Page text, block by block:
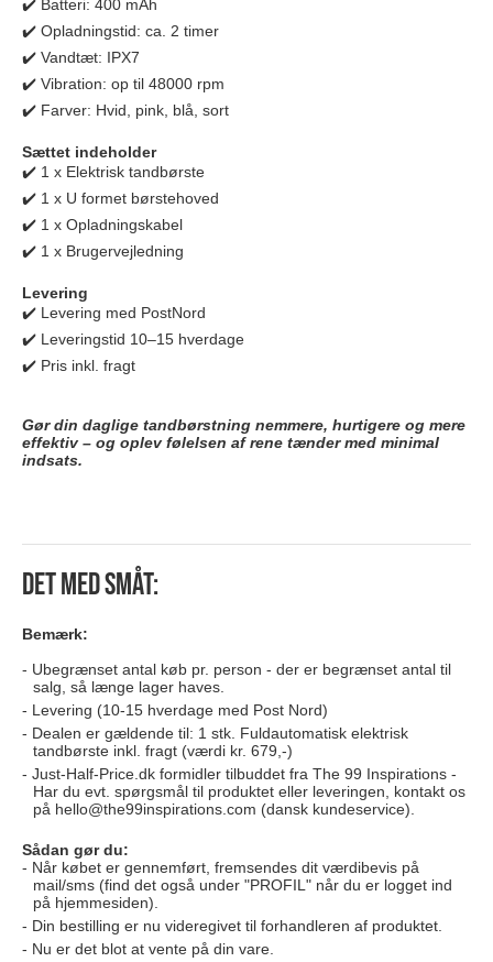
✔️ Batteri: 400 mAh
✔️ Opladningstid: ca. 2 timer
✔️ Vandtæt: IPX7
✔️ Vibration: op til 48000 rpm
✔️ Farver: Hvid, pink, blå, sort
Sættet indeholder
✔️ 1 x Elektrisk tandbørste
✔️ 1 x U formet børstehoved
✔️ 1 x Opladningskabel
✔️ 1 x Brugervejledning
Levering
✔️ Levering med PostNord
✔️ Leveringstid 10–15 hverdage
✔️ Pris inkl. fragt
Gør din daglige tandbørstning nemmere, hurtigere og mere
effektiv – og oplev følelsen af rene tænder med minimal
indsats.
Det med småt:
Bemærk:
Ubegrænset antal køb pr. person - der er begrænset antal til
salg, så længe lager haves.
Levering (10-15 hverdage med Post Nord)
Dealen er gældende til: 1 stk. Fuldautomatisk elektrisk
tandbørste inkl. fragt (værdi kr. 679,-)
Just-Half-Price.dk formidler tilbuddet fra The 99 Inspirations -
Har du evt. spørgsmål til produktet eller leveringen, kontakt os
på hello@the99inspirations.com (dansk kundeservice).
Sådan gør du:
Når købet er gennemført, fremsendes dit værdibevis på
mail/sms (find det også under "PROFIL" når du er logget ind
på hjemmesiden).
Din bestilling er nu videregivet til forhandleren af produktet.
Nu er det blot at vente på din vare.